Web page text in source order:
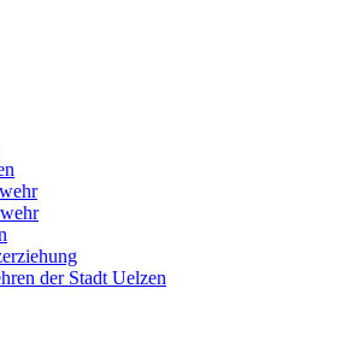
der Stadt Uelzen